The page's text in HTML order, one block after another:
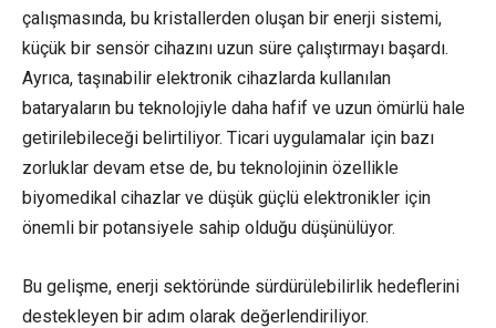
çalışmasında, bu kristallerden oluşan bir enerji sistemi,
küçük bir sensör cihazını uzun süre çalıştırmayı başardı.
Ayrıca, taşınabilir elektronik cihazlarda kullanılan
bataryaların bu teknolojiyle daha hafif ve uzun ömürlü hale
getirilebileceği belirtiliyor. Ticari uygulamalar için bazı
zorluklar devam etse de, bu teknolojinin özellikle
biyomedikal cihazlar ve düşük güçlü elektronikler için
önemli bir potansiyele sahip olduğu düşünülüyor.
Bu gelişme, enerji sektöründe sürdürülebilirlik hedeflerini
destekleyen bir adım olarak değerlendiriliyor.